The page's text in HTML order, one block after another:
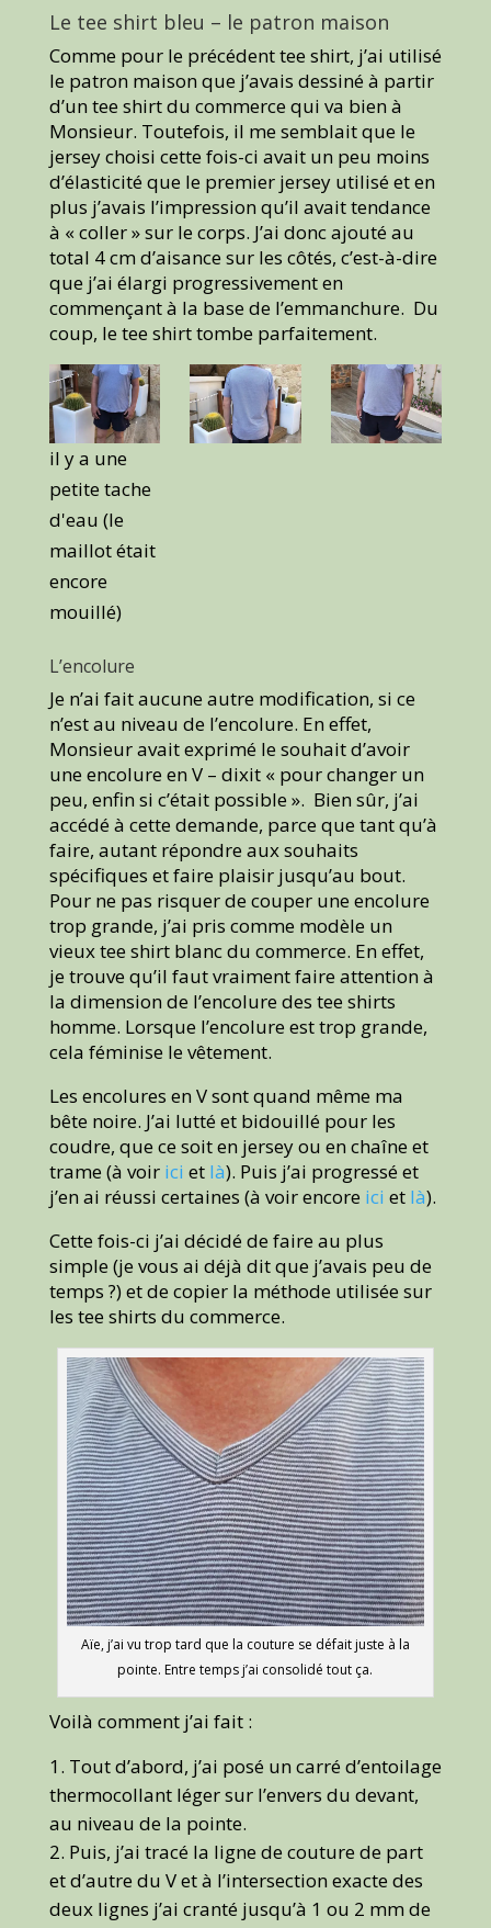
Le tee shirt bleu – le patron maison
Comme pour le précédent tee shirt, j’ai utilisé
le patron maison que j’avais dessiné à partir
d’un tee shirt du commerce qui va bien à
Monsieur. Toutefois, il me semblait que le
jersey choisi cette fois-ci avait un peu moins
d’élasticité que le premier jersey utilisé et en
plus j’avais l’impression qu’il avait tendance
à « coller » sur le corps. J’ai donc ajouté au
total 4 cm d’aisance sur les côtés, c’est-à-dire
que j’ai élargi progressivement en
commençant à la base de l’emmanchure. Du
coup, le tee shirt tombe parfaitement.
il y a une
petite tache
d'eau (le
maillot était
encore
mouillé)
L’encolure
Je n’ai fait aucune autre modification, si ce
n’est au niveau de l’encolure. En effet,
Monsieur avait exprimé le souhait d’avoir
une encolure en V – dixit « pour changer un
peu, enfin si c’était possible ». Bien sûr, j’ai
accédé à cette demande, parce que tant qu’à
faire, autant répondre aux souhaits
spécifiques et faire plaisir jusqu’au bout.
Pour ne pas risquer de couper une encolure
trop grande, j’ai pris comme modèle un
vieux tee shirt blanc du commerce. En effet,
je trouve qu’il faut vraiment faire attention à
la dimension de l’encolure des tee shirts
homme. Lorsque l’encolure est trop grande,
cela féminise le vêtement.
Les encolures en V sont quand même ma
bête noire. J’ai lutté et bidouillé pour les
coudre, que ce soit en jersey ou en chaîne et
trame (à voir ici et là). Puis j’ai progressé et
j’en ai réussi certaines (à voir encore ici et là).
Cette fois-ci j’ai décidé de faire au plus
simple (je vous ai déjà dit que j’avais peu de
temps ?) et de copier la méthode utilisée sur
les tee shirts du commerce.
Aïe, j’ai vu trop tard que la couture se défait juste à la
pointe. Entre temps j’ai consolidé tout ça.
Voilà comment j’ai fait :
Tout d’abord, j’ai posé un carré d’entoilage
thermocollant léger sur l’envers du devant,
au niveau de la pointe.
Puis, j’ai tracé la ligne de couture de part
et d’autre du V et à l’intersection exacte des
deux lignes j’ai cranté jusqu’à 1 ou 2 mm de